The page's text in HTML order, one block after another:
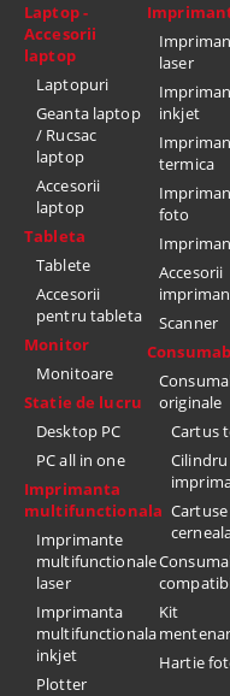
Laptop -
Accesorii
laptop
Laptopuri
Geanta laptop
/ Rucsac
laptop
Accesorii
laptop
Tableta
Tablete
Accesorii
pentru tableta
Monitor
Monitoare
Statie de lucru
Desktop PC
PC all in one
Imprimanta
multifunctionala
Imprimante
multifunctionale
laser
Imprimanta
multifunctionala
inkjet
Plotter
laser
inkjet
termica
foto
Accesorii
Scanner
originale
Cartus
Cilindru
Cartuse
Kit
Hartie